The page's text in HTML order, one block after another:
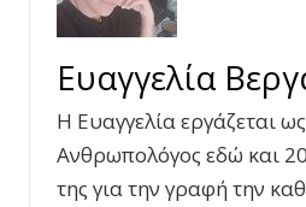
Ευαγγελία
Η Ευαγγελία εργάζεται
Ανθρωπολόγος εδώ και
της για την γραφή την